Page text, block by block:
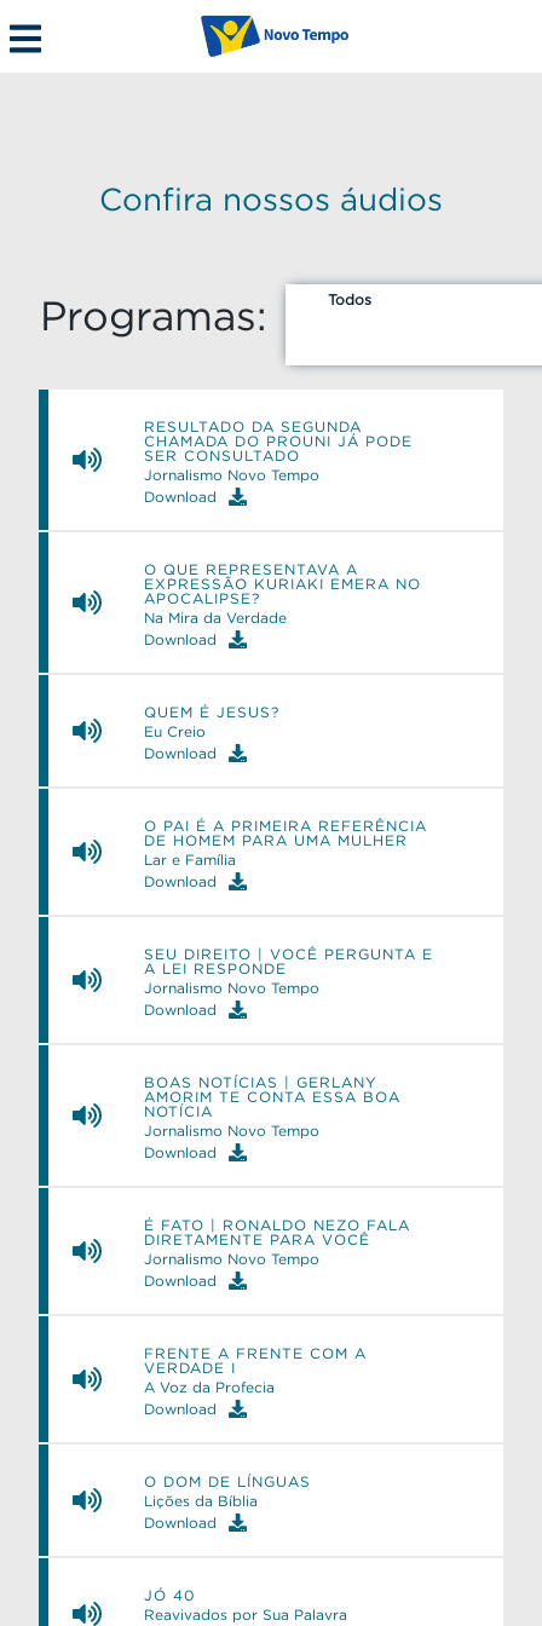
Confira nossos áudios
Programas: Todos
RESULTADO DA SEGUNDA
CHAMADA DO PROUNI JÁ PODE
SER CONSULTADO
Jornalismo Novo Tempo
Download
O QUE REPRESENTAVA A
EXPRESSÃO KURIAKI EMERA NO
APOCALIPSE?
Na Mira da Verdade
Download
QUEM É JESUS?
Eu Creio
Download
O PAI É A PRIMEIRA REFERÊNCIA
DE HOMEM PARA UMA MULHER
Lar e Família
Download
SEU DIREITO | VOCÊ PERGUNTA E
A LEI RESPONDE
Jornalismo Novo Tempo
Download
BOAS NOTÍCIAS | GERLANY
AMORIM TE CONTA ESSA BOA
NOTÍCIA
Jornalismo Novo Tempo
Download
É FATO | RONALDO NEZO FALA
DIRETAMENTE PARA VOCÊ
Jornalismo Novo Tempo
Download
FRENTE A FRENTE COM A
VERDADE I
A Voz da Profecia
Download
O DOM DE LÍNGUAS
Lições da Bíblia
Download
JÓ 40
Reavivados por Sua Palavra